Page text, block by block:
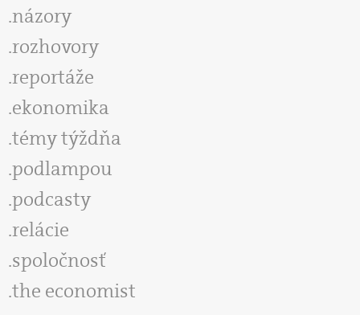
názory
rozhovory
reportáže
ekonomika
témy týždňa
podlampou
podcasty
relácie
spoločnosť
the economist